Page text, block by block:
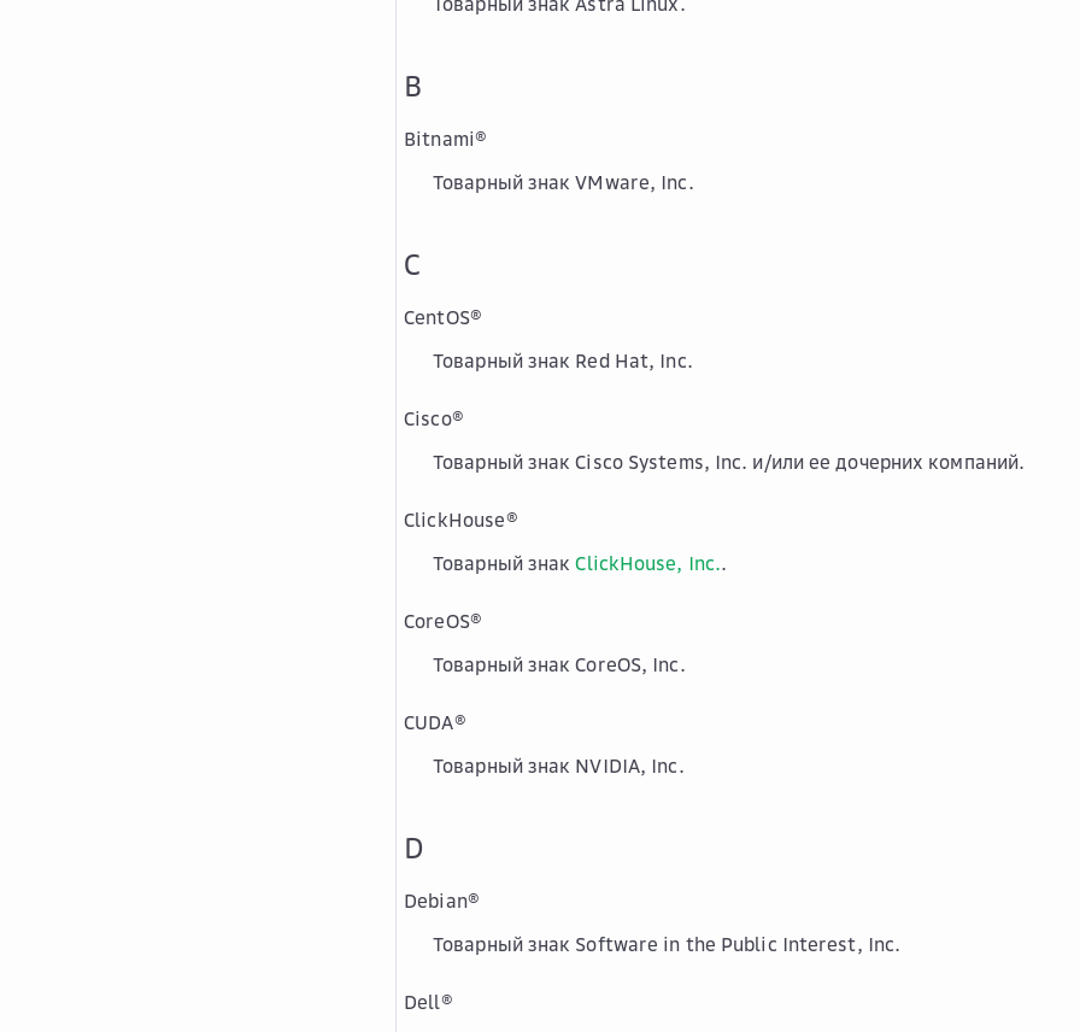
B
Bitnami®
Товарный знак VMware, Inc.
C
CentOS®
Товарный знак Red Hat, Inc.
Cisco®
Товарный знак Cisco Systems, Inc. и/или ее дочерних компаний.
ClickHouse®
Товарный знакClickHouse, Inc..
CoreOS®
Товарный знак CoreOS, Inc.
CUDA®
Товарный знак NVIDIA, Inc.
D
Debian®
Товарный знак Software in the Public Interest, Inc.
Dell®